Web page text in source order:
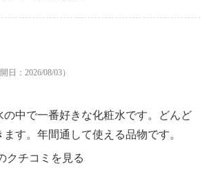
日：2026/08/03）
の中で一番好きな化粧水です。どんど
す。年間通して使える品物です。
クチコミを見る